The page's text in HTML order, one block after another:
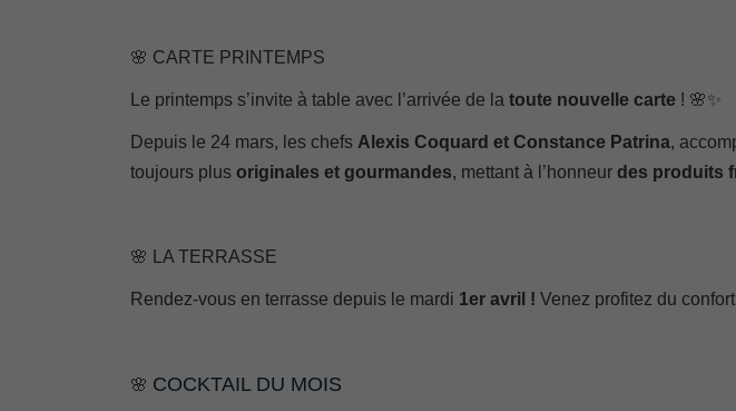
🌸 CARTE PRINTEMPS
Le printemps s’invite à table avec l’arrivée de la toute nouvelle carte ! 🌸✨
Depuis le 24 mars, les chefs Alexis Coquard et Constance Patrina,
toujours plus originales et gourmandes, mettant à l’honneur des produits
🌸 LA TERRASSE
Rendez-vous en terrasse depuis le mardi 1er avril ! Venez profitez du
🌸 COCKTAIL DU MOIS